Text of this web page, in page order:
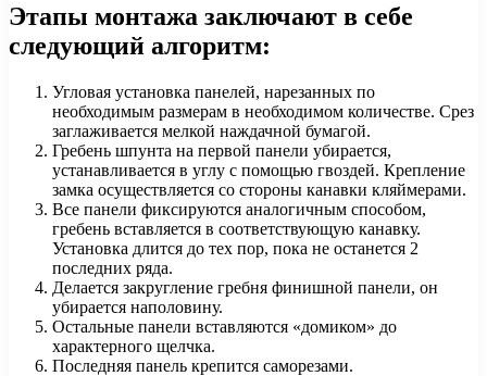
Этапы монтажа заключают в себе
следующий алгоритм:
Угловая установка панелей, нарезанных по
необходимым размерам в необходимом количестве. Срез
заглаживается мелкой наждачной бумагой.
Гребень шпунта на первой панели убирается,
устанавливается в углу с помощью гвоздей. Крепление
замка осуществляется со стороны канавки кляймерами.
Все панели фиксируются аналогичным способом,
гребень вставляется в соответствующую канавку.
Установка длится до тех пор, пока не останется 2
последних ряда.
Делается закругление гребня финишной панели, он
убирается наполовину.
Остальные панели вставляются «домиком» до
характерного щелчка.
Последняя панель крепится саморезами.